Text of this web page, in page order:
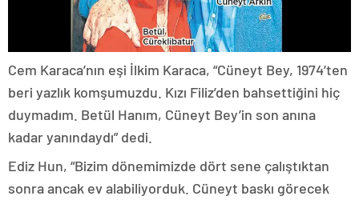
Cem Karaca’nın eşi İlkim Karaca, “Cüneyt Bey, 1974’ten
beri yazlık komşumuzdu. Kızı Filiz’den bahsettiğini hiç
duymadım. Betül Hanım, Cüneyt Bey’in son anına
kadar yanındaydı” dedi.
Ediz Hun, “Bizim dönemimizde dört sene çalıştıktan
sonra ancak ev alabiliyorduk. Cüneyt baskı görecek